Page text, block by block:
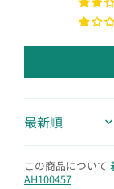
Sort by
AH100457